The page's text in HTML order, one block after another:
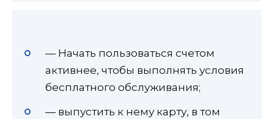
— Начать пользоваться счетом
активнее, чтобы выполнять условия
бесплатного обслуживания;
— выпустить к нему карту, в том